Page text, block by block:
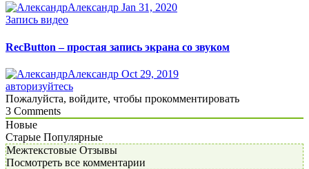
Александр Jan 31, 2020
Запись видео
RecButton – простая запись экрана со звуком
Александр Oct 29, 2019
авторизуйтесь
Пожалуйста, войдите, чтобы прокомментировать
3 Comments
Новые
Старые Популярные
Межтекстовые Отзывы
Посмотреть все комментарии